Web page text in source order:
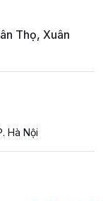
Thọ, Xuân
Hà Nội